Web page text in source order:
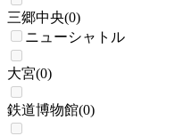
三郷中央(0)
ニューシャトル
大宮(0)
鉄道博物館(0)